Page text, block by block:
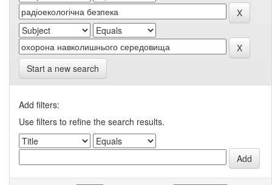
Start a new search
Add filters:
Use filters to refine the search results.